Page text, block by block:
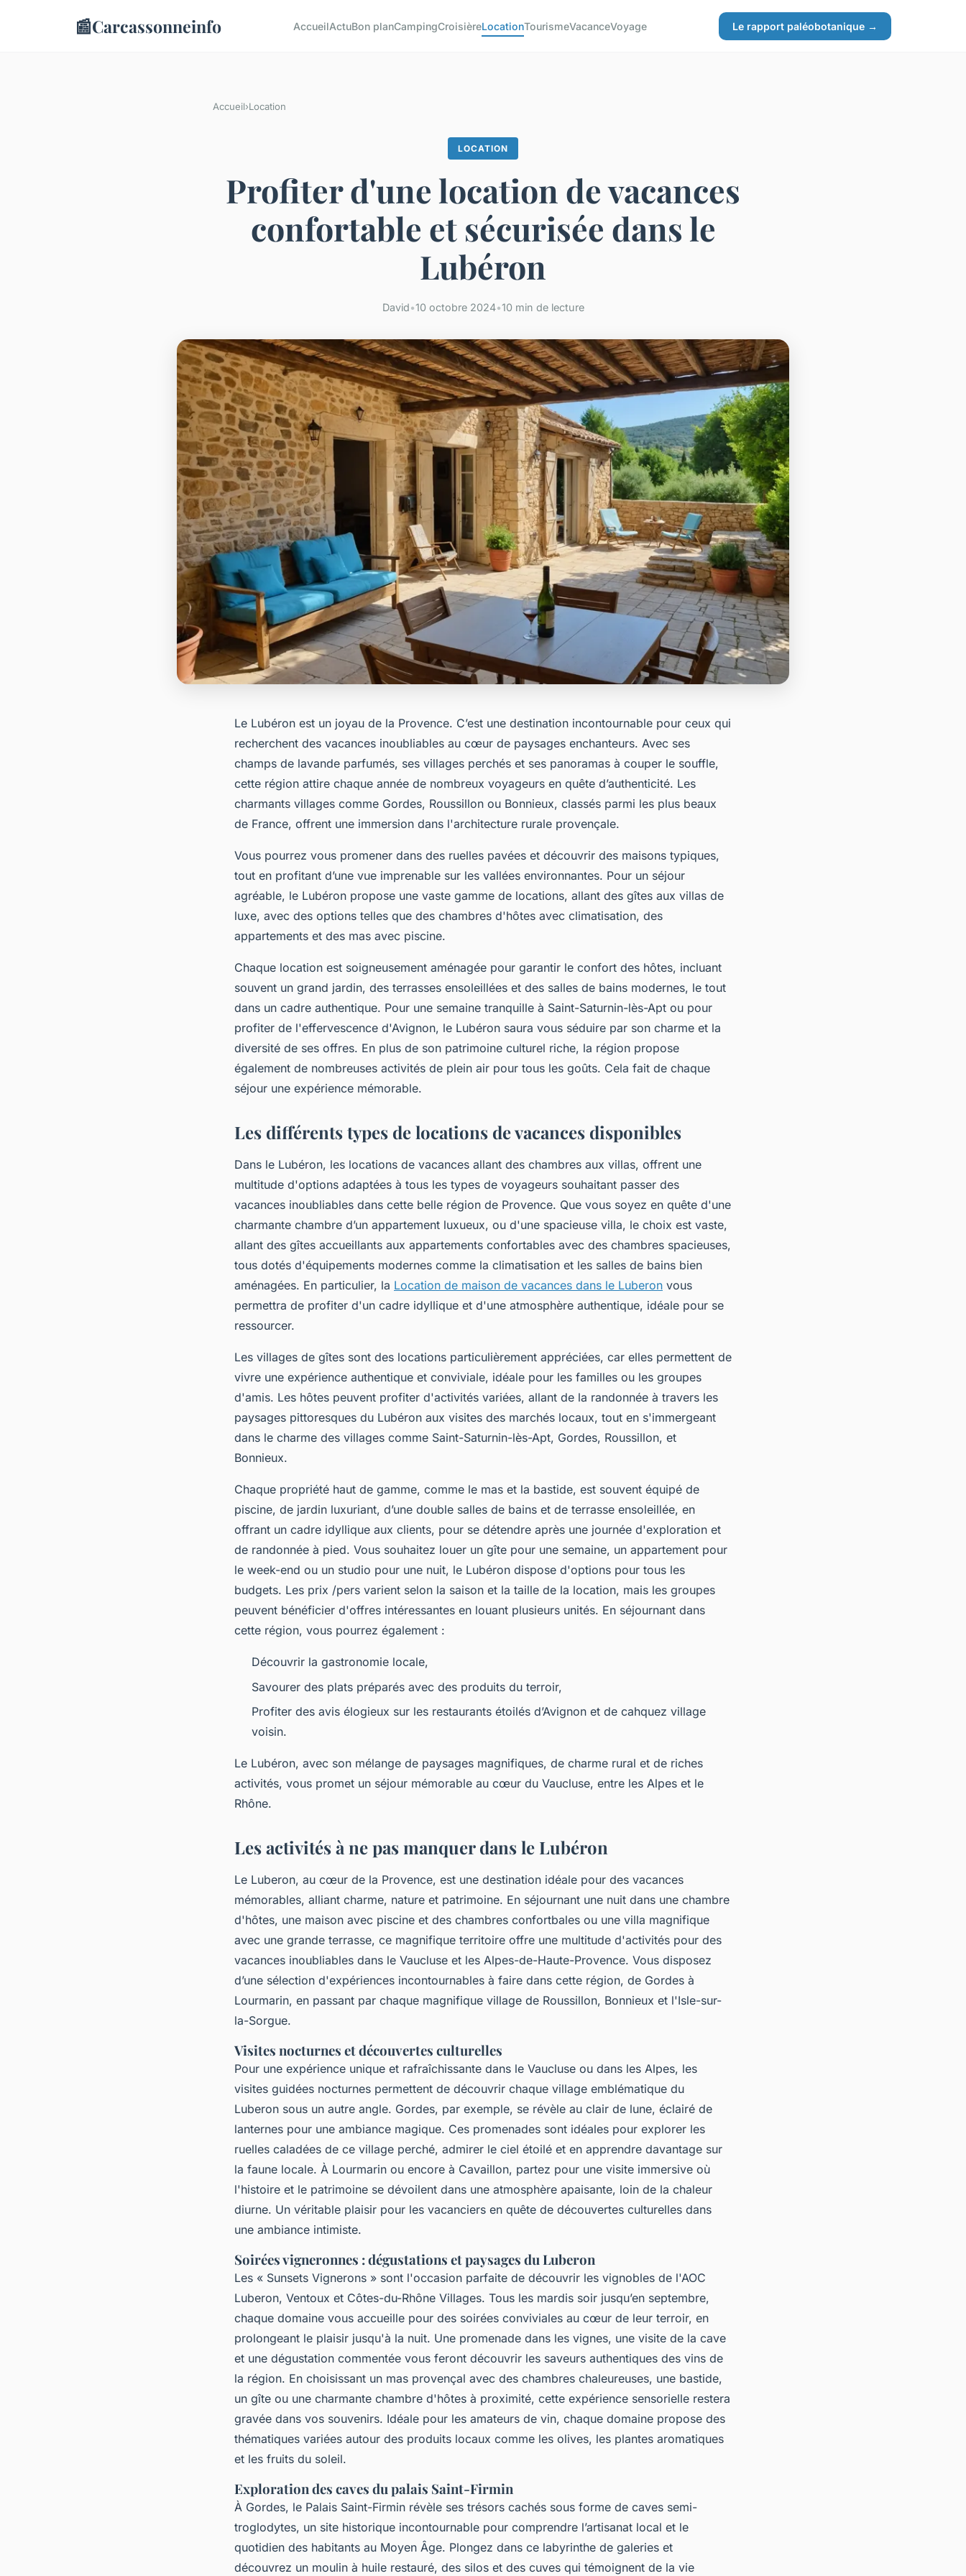
📰Carcassonneinfo AccueilActuBon planCampingCroisièreLocationTourismeVacanceVoyage Le rapport paléobotanique →
Accueil›Location
LOCATION
Profiter d'une location de vacances
confortable et sécurisée dans le
Lubéron
David•10 octobre 2024•10 min de lecture
Le Lubéron est un joyau de la Provence. C’est une destination incontournable pour ceux qui
recherchent des vacances inoubliables au cœur de paysages enchanteurs. Avec ses
champs de lavande parfumés, ses villages perchés et ses panoramas à couper le souffle,
cette région attire chaque année de nombreux voyageurs en quête d’authenticité. Les
charmants villages comme Gordes, Roussillon ou Bonnieux, classés parmi les plus beaux
de France, offrent une immersion dans l'architecture rurale provençale.
Vous pourrez vous promener dans des ruelles pavées et découvrir des maisons typiques,
tout en profitant d’une vue imprenable sur les vallées environnantes. Pour un séjour
agréable, le Lubéron propose une vaste gamme de locations, allant des gîtes aux villas de
luxe, avec des options telles que des chambres d'hôtes avec climatisation, des
appartements et des mas avec piscine.
Chaque location est soigneusement aménagée pour garantir le confort des hôtes, incluant
souvent un grand jardin, des terrasses ensoleillées et des salles de bains modernes, le tout
dans un cadre authentique. Pour une semaine tranquille à Saint-Saturnin-lès-Apt ou pour
profiter de l'effervescence d'Avignon, le Lubéron saura vous séduire par son charme et la
diversité de ses offres. En plus de son patrimoine culturel riche, la région propose
également de nombreuses activités de plein air pour tous les goûts. Cela fait de chaque
séjour une expérience mémorable.
Les différents types de locations de vacances disponibles
Dans le Lubéron, les locations de vacances allant des chambres aux villas, offrent une
multitude d'options adaptées à tous les types de voyageurs souhaitant passer des
vacances inoubliables dans cette belle région de Provence. Que vous soyez en quête d'une
charmante chambre d’un appartement luxueux, ou d'une spacieuse villa, le choix est vaste,
allant des gîtes accueillants aux appartements confortables avec des chambres spacieuses,
tous dotés d'équipements modernes comme la climatisation et les salles de bains bien
aménagées. En particulier, la Location de maison de vacances dans le Luberon vous
permettra de profiter d'un cadre idyllique et d'une atmosphère authentique, idéale pour se
ressourcer.
Les villages de gîtes sont des locations particulièrement appréciées, car elles permettent de
vivre une expérience authentique et conviviale, idéale pour les familles ou les groupes
d'amis. Les hôtes peuvent profiter d'activités variées, allant de la randonnée à travers les
paysages pittoresques du Lubéron aux visites des marchés locaux, tout en s'immergeant
dans le charme des villages comme Saint-Saturnin-lès-Apt, Gordes, Roussillon, et
Bonnieux.
Chaque propriété haut de gamme, comme le mas et la bastide, est souvent équipé de
piscine, de jardin luxuriant, d’une double salles de bains et de terrasse ensoleillée, en
offrant un cadre idyllique aux clients, pour se détendre après une journée d'exploration et
de randonnée à pied. Vous souhaitez louer un gîte pour une semaine, un appartement pour
le week-end ou un studio pour une nuit, le Lubéron dispose d'options pour tous les
budgets. Les prix /pers varient selon la saison et la taille de la location, mais les groupes
peuvent bénéficier d'offres intéressantes en louant plusieurs unités. En séjournant dans
cette région, vous pourrez également :
Découvrir la gastronomie locale,
Savourer des plats préparés avec des produits du terroir,
Profiter des avis élogieux sur les restaurants étoilés d’Avignon et de cahquez village
voisin.
Le Lubéron, avec son mélange de paysages magnifiques, de charme rural et de riches
activités, vous promet un séjour mémorable au cœur du Vaucluse, entre les Alpes et le
Rhône.
Les activités à ne pas manquer dans le Lubéron
Le Luberon, au cœur de la Provence, est une destination idéale pour des vacances
mémorables, alliant charme, nature et patrimoine. En séjournant une nuit dans une chambre
d'hôtes, une maison avec piscine et des chambres confortbales ou une villa magnifique
avec une grande terrasse, ce magnifique territoire offre une multitude d'activités pour des
vacances inoubliables dans le Vaucluse et les Alpes-de-Haute-Provence. Vous disposez
d’une sélection d'expériences incontournables à faire dans cette région, de Gordes à
Lourmarin, en passant par chaque magnifique village de Roussillon, Bonnieux et l'Isle-sur-
la-Sorgue.
Visites nocturnes et découvertes culturelles
Pour une expérience unique et rafraîchissante dans le Vaucluse ou dans les Alpes, les
visites guidées nocturnes permettent de découvrir chaque village emblématique du
Luberon sous un autre angle. Gordes, par exemple, se révèle au clair de lune, éclairé de
lanternes pour une ambiance magique. Ces promenades sont idéales pour explorer les
ruelles caladées de ce village perché, admirer le ciel étoilé et en apprendre davantage sur
la faune locale. À Lourmarin ou encore à Cavaillon, partez pour une visite immersive où
l'histoire et le patrimoine se dévoilent dans une atmosphère apaisante, loin de la chaleur
diurne. Un véritable plaisir pour les vacanciers en quête de découvertes culturelles dans
une ambiance intimiste.
Soirées vigneronnes : dégustations et paysages du Luberon
Les « Sunsets Vignerons » sont l'occasion parfaite de découvrir les vignobles de l'AOC
Luberon, Ventoux et Côtes-du-Rhône Villages. Tous les mardis soir jusqu’en septembre,
chaque domaine vous accueille pour des soirées conviviales au cœur de leur terroir, en
prolongeant le plaisir jusqu'à la nuit. Une promenade dans les vignes, une visite de la cave
et une dégustation commentée vous feront découvrir les saveurs authentiques des vins de
la région. En choisissant un mas provençal avec des chambres chaleureuses, une bastide,
un gîte ou une charmante chambre d'hôtes à proximité, cette expérience sensorielle restera
gravée dans vos souvenirs. Idéale pour les amateurs de vin, chaque domaine propose des
thématiques variées autour des produits locaux comme les olives, les plantes aromatiques
et les fruits du soleil.
Exploration des caves du palais Saint-Firmin
À Gordes, le Palais Saint-Firmin révèle ses trésors cachés sous forme de caves semi-
troglodytes, un site historique incontournable pour comprendre l’artisanat local et le
quotidien des habitants au Moyen Âge. Plongez dans ce labyrinthe de galeries et
découvrez un moulin à huile restauré, des silos et des cuves qui témoignent de la vie